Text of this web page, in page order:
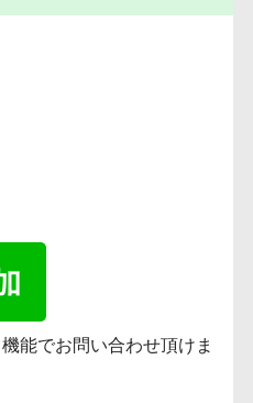
能でお問い合わせ頂けま